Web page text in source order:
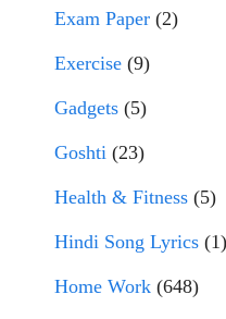
Exam Paper (2)
Exercise (9)
Gadgets (5)
Goshti (23)
Health & Fitness (5)
Hindi Song Lyrics (1)
Home Work (648)